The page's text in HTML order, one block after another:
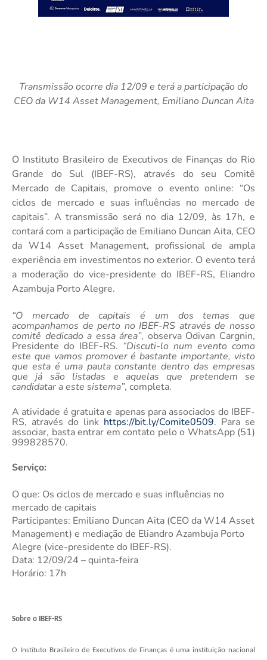
Transmissão ocorre dia 12/09 e terá a participação do
CEO da W14 Asset Management, Emiliano Duncan Aita
O Instituto Brasileiro de Executivos de Finanças do Rio
Grande do Sul (IBEF-RS), através do seu Comitê
Mercado de Capitais, promove o evento online: “Os
ciclos de mercado e suas influências no mercado de
capitais”. A transmissão será no dia 12/09, às 17h, e
contará com a participação de Emiliano Duncan Aita, CEO
da W14 Asset Management, profissional de ampla
experiência em investimentos no exterior. O evento terá
a moderação do vice-presidente do IBEF-RS, Eliandro
Azambuja Porto Alegre.
“O mercado de capitais é um dos temas que
acompanhamos de perto no IBEF-RS através de nosso
comitê dedicado a essa área”, observa Odivan Cargnin,
Presidente do IBEF-RS. “Discuti-lo num evento como
este que vamos promover é bastante importante, visto
que esta é uma pauta constante dentro das empresas
que já são listadas e aquelas que pretendem se
candidatar a este sistema”, completa.
A atividade é gratuita e apenas para associados do IBEF-
RS, através do link https://bit.ly/Comite0509. Para se
associar, basta entrar em contato pelo o WhatsApp (51)
999828570.
Serviço:
O que: Os ciclos de mercado e suas influências no
mercado de capitais
Participantes: Emiliano Duncan Aita (CEO da W14 Asset
Management) e mediação de Eliandro Azambuja Porto
Alegre (vice-presidente do IBEF-RS).
Data: 12/09/24 – quinta-feira
Horário: 17h
Sobre o IBEF-RS
O Instituto Brasileiro de Executivos de Finanças é uma instituição nacional